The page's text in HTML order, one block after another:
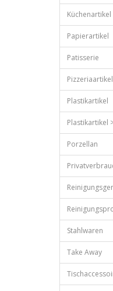
Küchenartikel
Papierartikel
Patisserie
Pizzeriaartikel
Plastikartikel
Plastikartikel
Porzellan
Stahlwaren
Take Away